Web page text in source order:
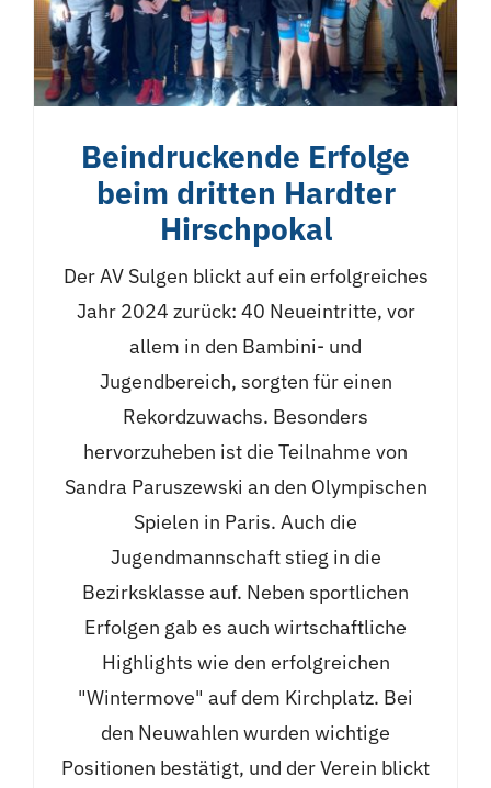
Beindruckende Erfolge
beim dritten Hardter
Hirschpokal
Der AV Sulgen blickt auf ein erfolgreiches
Jahr 2024 zurück: 40 Neueintritte, vor
allem in den Bambini- und
Jugendbereich, sorgten für einen
Rekordzuwachs. Besonders
hervorzuheben ist die Teilnahme von
Sandra Paruszewski an den Olympischen
Spielen in Paris. Auch die
Jugendmannschaft stieg in die
Bezirksklasse auf. Neben sportlichen
Erfolgen gab es auch wirtschaftliche
Highlights wie den erfolgreichen
"Wintermove" auf dem Kirchplatz. Bei
den Neuwahlen wurden wichtige
Positionen bestätigt, und der Verein blickt